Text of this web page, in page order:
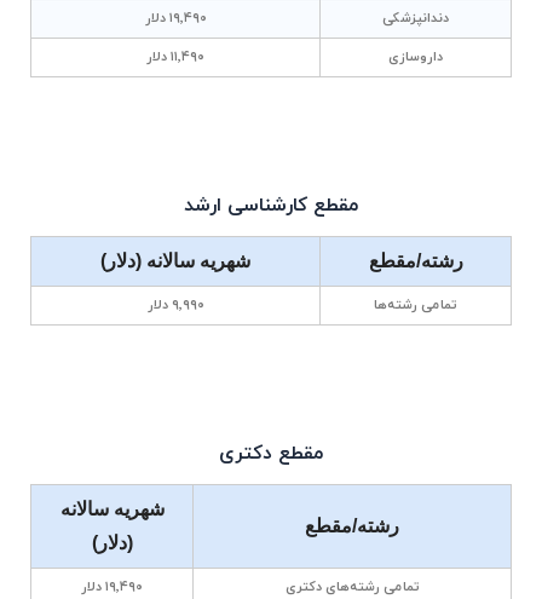
دندانپزشکی
۱۹٬۴۹۰ دلار
داروسازی
۱۱٬۴۹۰ دلار
مقطع کارشناسی ارشد
رشته/مقطع شهریه سالانه (دلار)
تمامی رشته‌ها ۹٬۹۹۰ دلار
مقطع دکتری
رشته/مقطع
شهریه سالانه
(دلار)
تمامی رشته‌های دکتری
۱۹٬۴۹۰ دلار